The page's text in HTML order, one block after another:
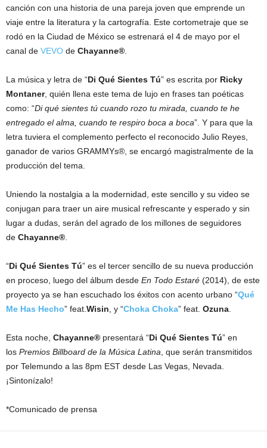
canción con una historia de una pareja joven que emprende un
viaje entre la literatura y la cartografía. Este cortometraje que se
rodó en la Ciudad de México se estrenará el 4 de mayo por el
canal de VEVO de Chayanne®
La música y letra de “Di Qué Sientes Tú” es escrita por Ricky
Montaner, quién llena este tema de lujo en frases tan poéticas
como: “Di qué sientes tú cuando rozo tu mirada, cuando te he
entregado el alma, cuando te respiro boca a boca”. Y para que la
letra tuviera el complemento perfecto el reconocido Julio Reyes,
ganador de varios GRAMMYs®, se encargó magistralmente de la
producción del tema.
Uniendo la nostalgia a la modernidad, este sencillo y su video se
conjugan para traer un aire musical refrescante y esperado y sin
lugar a dudas, serán del agrado de los millones de seguidores
de Chayanne®
“Di Qué Sientes Tú” es el tercer sencillo de su nueva producción
en proceso, luego del álbum desde En Todo Estaré (2014), de este
proyecto ya se han escuchado los éxitos con acento urbano “Qué
Me Has Hecho” feat. Wisin , y “Choka Choka” feat. Ozuna
Esta noche, Chayanne® presentará “Di Qué Sientes Tú” en
los Premios Billboard de la Música Latina , que serán transmitidos
por Telemundo a las 8pm EST desde Las Vegas, Nevada.
¡Sintonízalo!
*Comunicado de prensa